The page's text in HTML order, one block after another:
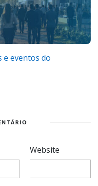
e eventos do
Website